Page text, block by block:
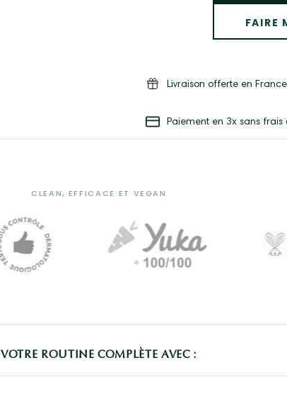
FAIRE
Livraison offerte en
Paiement en 3x sans frais
CLEAN, EFFICACE ET VEGAN
VOTRE ROUTINE COMPLÈTE AVEC :